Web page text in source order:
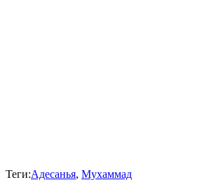
Теги:Адесанья, Мухаммад